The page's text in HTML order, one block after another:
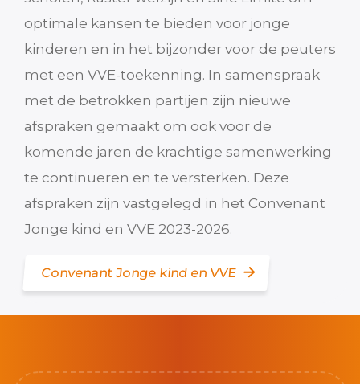
optimale kansen te bieden voor jonge
kinderen en in het bijzonder voor de peuters
met een VVE-toekenning. In samenspraak
met de betrokken partijen zijn nieuwe
afspraken gemaakt om ook voor de
komende jaren de krachtige samenwerking
te continueren en te versterken. Deze
afspraken zijn vastgelegd in het Convenant
Jonge kind en VVE 2023-2026.
Convenant Jonge kind en VVE